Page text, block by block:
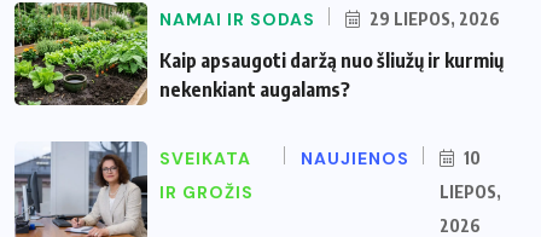
NAMAI IR SODAS 29 LIEPOS, 2026
Kaip apsaugoti daržą nuo šliužų ir kurmių
nekenkiant augalams?
SVEIKATA
IR GROŽIS
NAUJIENOS
10
LIEPOS,
2026